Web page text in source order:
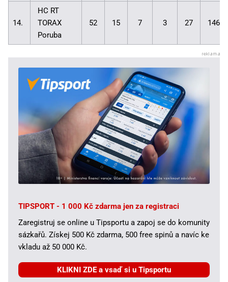
14.
HC RT
TORAX
Poruba
52 15 7 3 27
TIPSPORT - 1 000 Kč zdarma jen za registraci
Zaregistruj se online u Tipsportu a zapoj se do komunity
sázkařů. Získej 500 Kč zdarma, 500 free spinů a navíc ke
vkladu až 50 000 Kč.
KLIKNI ZDE a vsaď si u Tipsportu